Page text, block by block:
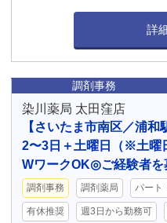
詳
調剤事務
染川薬局 太田窪店
【さいたま市南区／浦
2〜3日＋土曜日（※土曜
WワークOK◎ご経験者を
調剤事務 調剤薬局 パート
有休推奨 週3日から勤務可